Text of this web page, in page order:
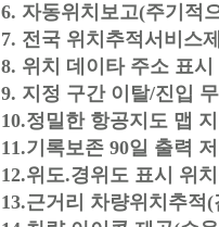
6. 자동위치보고(주기적
7. 전국 위치추적서비스
8. 위치 데이타 주소 표시
9. 지정 구간 이탈/진입
10.정밀한 항공지도 맵
11.기록보존 90일 출력
12.위도.경위도 표시 위
13.근거리 차량위치추적